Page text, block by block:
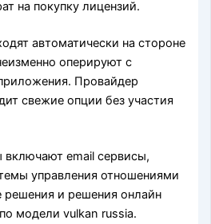
на покупку лицензий.
автоматически на стороне
оперируют с
Провайдер
свежие опции без участия
email сервисы,
управления отношениями
решения и решения онлайн
модели vulkan russia.